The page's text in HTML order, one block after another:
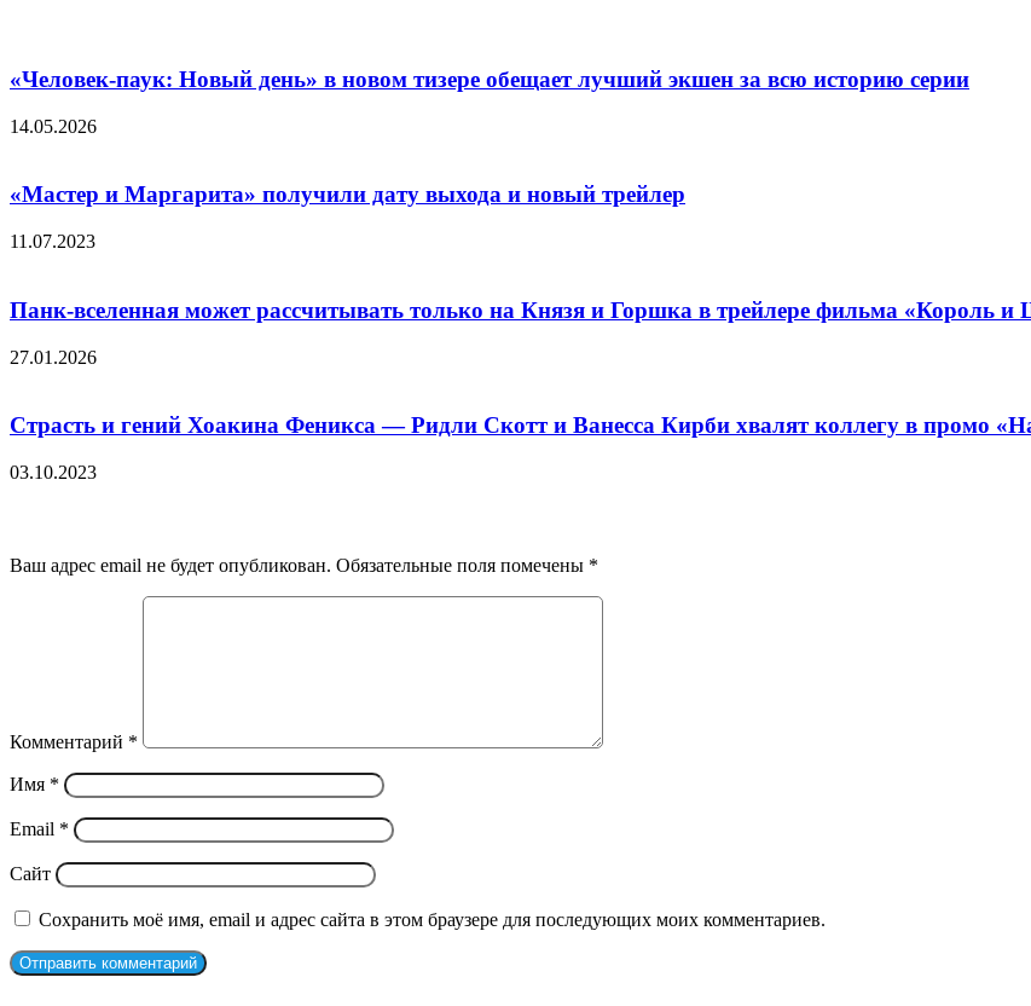
«Человек-паук: Новый день» в новом тизере обещает лучший экшен за всю историю серии
14.05.2026
«Мастер и Маргарита» получили дату выхода и новый трейлер
11.07.2023
Панк-вселенная может рассчитывать только на Князя и Горшка в трейлере фильма «Король и
27.01.2026
Страсть и гений Хоакина Феникса — Ридли Скотт и Ванесса Кирби хвалят коллегу в промо
03.10.2023
Ваш адрес email не будет опубликован. Обязательные поля помечены *
Комментарий *
Имя *
Email *
Сайт
Сохранить моё имя, email и адрес сайта в этом браузере для последующих моих комментариев.